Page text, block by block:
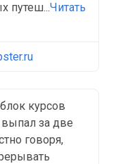
путеш...Читать
курсов
выпал за две
говоря,